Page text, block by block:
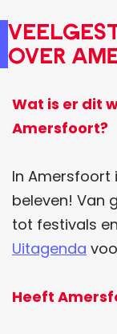
over
Wat is er dit
Amersfoort?
In Amersfoort
beleven! Van
tot festivals
Uitagenda
Heeft